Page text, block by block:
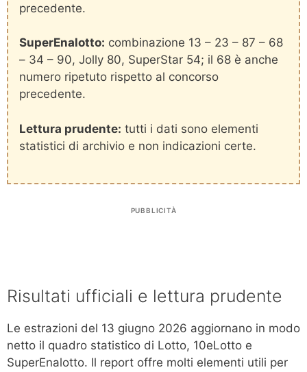
precedente.
SuperEnalotto: combinazione 13 – 23 – 87 – 68
– 34 – 90, Jolly 80, SuperStar 54; il 68 è anche
numero ripetuto rispetto al concorso
precedente.
Lettura prudente: tutti i dati sono elementi
statistici di archivio e non indicazioni certe.
PUBBLICITÀ
Risultati ufficiali e lettura prudente
Le estrazioni del 13 giugno 2026 aggiornano in modo
netto il quadro statistico di Lotto, 10eLotto e
SuperEnalotto. Il report offre molti elementi utili per